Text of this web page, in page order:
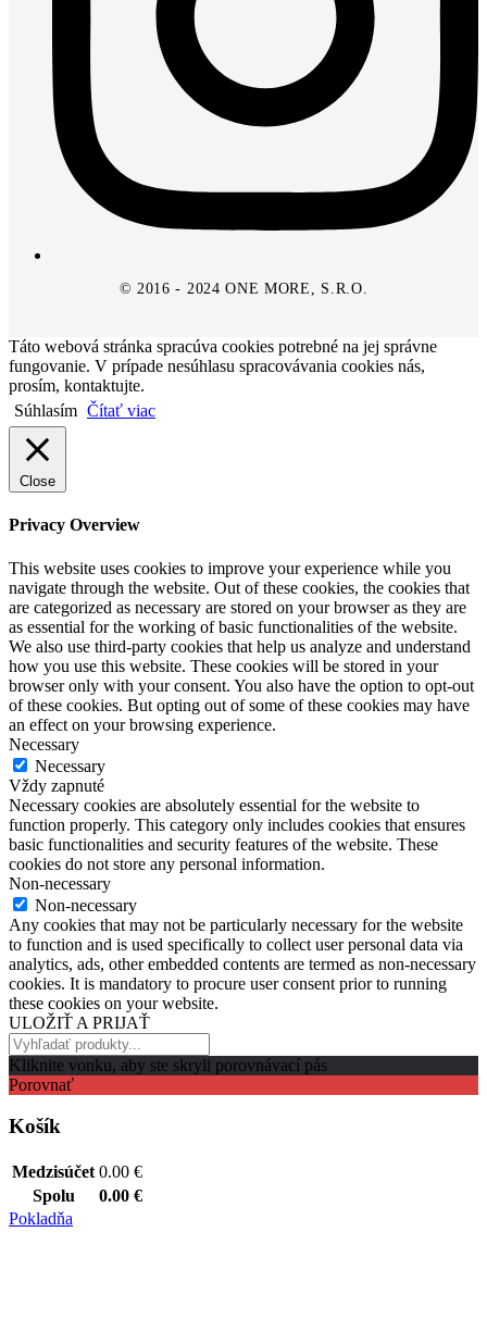
© 2016 - 2024 ONE MORE, S.R.O.
Táto webová stránka spracúva cookies potrebné na jej správne
fungovanie. V prípade nesúhlasu spracovávania cookies nás,
prosím, kontaktujte.
Súhlasím Čítať viac
Close
Privacy Overview
This website uses cookies to improve your experience while you
navigate through the website. Out of these cookies, the cookies that
are categorized as necessary are stored on your browser as they are
as essential for the working of basic functionalities of the website.
We also use third-party cookies that help us analyze and understand
how you use this website. These cookies will be stored in your
browser only with your consent. You also have the option to opt-out
of these cookies. But opting out of some of these cookies may have
an effect on your browsing experience.
Necessary
Necessary
Vždy zapnuté
Necessary cookies are absolutely essential for the website to
function properly. This category only includes cookies that ensures
basic functionalities and security features of the website. These
cookies do not store any personal information.
Non-necessary
Non-necessary
Any cookies that may not be particularly necessary for the website
to function and is used specifically to collect user personal data via
analytics, ads, other embedded contents are termed as non-necessary
cookies. It is mandatory to procure user consent prior to running
these cookies on your website.
ULOŽIŤ A PRIJAŤ
Kliknite vonku, aby ste skryli porovnávací pás
Porovnať
Košík
Medzisúčet 0.00 €
Spolu
0.00 €
Pokladňa